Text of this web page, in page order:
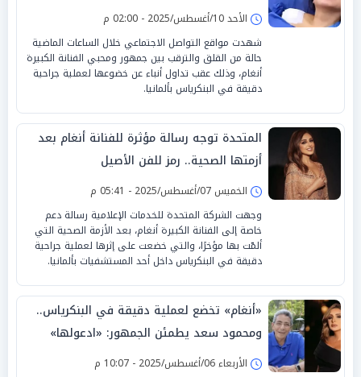
الأحد 10/أغسطس/2025 - 02:00 م
شهدت مواقع التواصل الاجتماعي خلال الساعات الماضية
حالة من القلق والترقب بين جمهور ومحبي الفنانة الكبيرة
أنغام، وذلك عقب تداول أنباء عن خضوعها لعملية جراحية
دقيقة في البنكرياس بألمانيا.
المتحدة توجه رسالة مؤثرة للفنانة أنغام بعد
أزمتها الصحية.. رمز للفن الأصيل
الخميس 07/أغسطس/2025 - 05:41 م
وجهت الشركة المتحدة للخدمات الإعلامية رسالة دعم
خاصة إلى الفنانة الكبيرة أنغام، بعد الأزمة الصحية التي
ألمّت بها مؤخرًا، والتي خضعت على إثرها لعملية جراحية
دقيقة في البنكرياس داخل أحد المستشفيات بألمانيا.
«أنغام» تخضع لعملية دقيقة في البنكرياس..
ومحمود سعد يطمئن الجمهور: «ادعولها»
الأربعاء 06/أغسطس/2025 - 10:07 م